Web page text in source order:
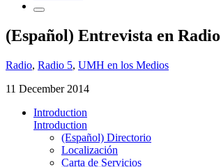
(Español) Entrevista en
Radio, Radio 5, UMH en los Medios
11 December 2014
Introduction
Introduction
(Español) Directorio
Localización
Carta de Servicios